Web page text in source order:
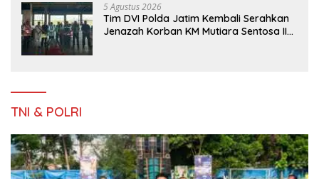
5 Agustus 2026
Tim DVI Polda Jatim Kembali Serahkan
Jenazah Korban KM Mutiara Sentosa II
TNI & POLRI